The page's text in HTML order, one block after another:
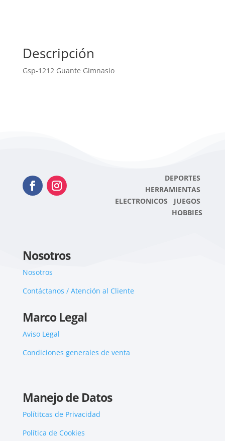
Descripción
Gsp-1212 Guante Gimnasio
DEPORTES
HERRAMIENTAS
ELECTRONICOS JUEGOS
HOBBIES
Nosotros
Nosotros
Contáctanos / Atención al Cliente
Marco Legal
Aviso Legal
Condiciones generales de venta
Manejo de Datos
Polítitcas de Privacidad
Política de Cookies